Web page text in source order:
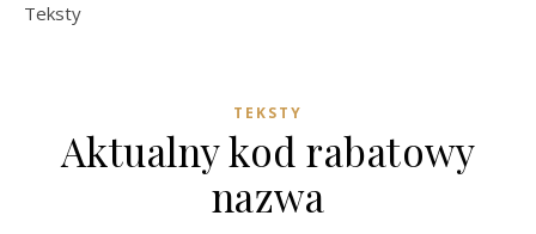
Teksty
TEKSTY
Aktualny kod rabatowy
nazwa